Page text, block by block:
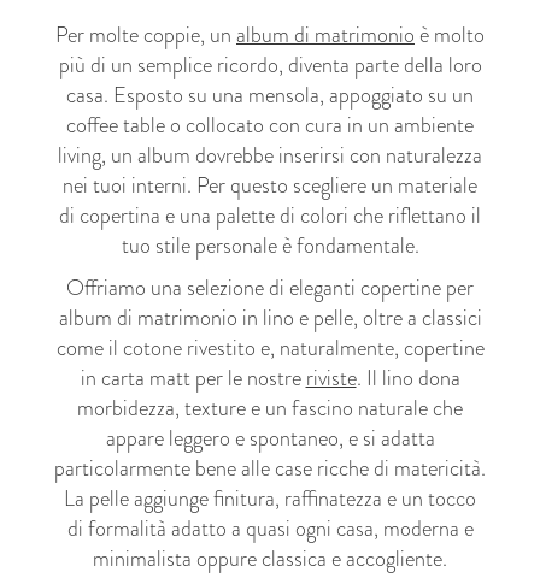
Per molte coppie, unalbum di matrimonioè molto
più di un semplice ricordo, diventa parte della loro
casa. Esposto su una mensola, appoggiato su un
coffee table o collocato con cura in un ambiente
living, un album dovrebbe inserirsi con naturalezza
nei tuoi interni. Per questo scegliere un materiale
di copertina e una palette di colori che riflettano il
tuo stile personale è fondamentale.
Offriamo una selezione di eleganti copertine per
album di matrimonio in lino e pelle, oltre a classici
come il cotone rivestito e, naturalmente, copertine
in carta matt per le nostreriviste. Il lino dona
morbidezza, texture e un fascino naturale che
appare leggero e spontaneo, e si adatta
particolarmente bene alle case ricche di matericità.
La pelle aggiunge finitura, raffinatezza e un tocco
di formalità adatto a quasi ogni casa, moderna e
minimalista oppure classica e accogliente.